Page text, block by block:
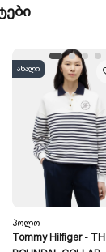
ახალი
Პოლო
Tommy Hilfiger - TH